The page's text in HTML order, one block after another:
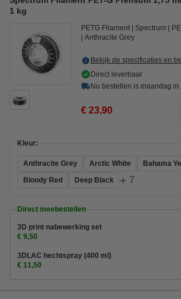
1 kg
PETG Filament Spectrum
Anthracite Grey
Bekijk de specificaties en
Direct leverbaar
Nu bestellen is maandag in
€ 23,90
Kleur:
Anthracite Grey Arctic White
Bahama
Bloody Red
Deep Black + 7
Direct meebestellen
3D print nabewerking set
€ 9,50
3DLAC hechtspray (400 ml)
€ 11,50